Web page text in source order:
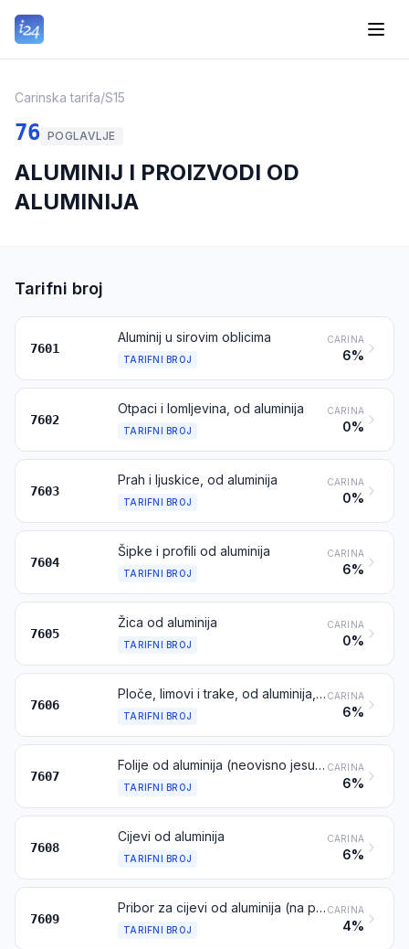
Carinska tarifa/S15
76 POGLAVLJE
ALUMINIJ I PROIZVODI OD
ALUMINIJA
Tarifni broj
7601
Aluminij u sirovim oblicima
TARIFNI BROJ
CARINA
6%
7602
Otpaci i lomljevina, od aluminija
TARIFNI BROJ
CARINA
0%
7603
Prah i ljuskice, od aluminija
TARIFNI BROJ
CARINA
0%
7604
Šipke i profili od aluminija
TARIFNI BROJ
CARINA
6%
7605
Žica od aluminija
TARIFNI BROJ
CARINA
0%
7606
Ploče, limovi i trake, od aluminija, debljine veće od 0,20 mm
TARIFNI BROJ
CARINA
6%
7607
Folije od aluminija (neovisno jesu li tiskane ili s podlogom od papira, kartona, plastičnih masa ili sličnih materijala ili ne) debljine (ne računajući podlogu) ne veće od 0,20 mm
TARIFNI BROJ
CARINA
6%
7608
Cijevi od aluminija
TARIFNI BROJ
CARINA
6%
7609
Pribor za cijevi od aluminija (na primjer, spojnice, koljena, kolčaci)
TARIFNI BROJ
CARINA
4%